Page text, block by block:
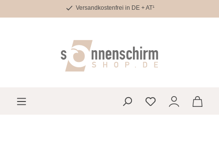
Zum Hauptinhalt springenVersandkostenfrei in DE + AT¹
Du hast 0 Produkte